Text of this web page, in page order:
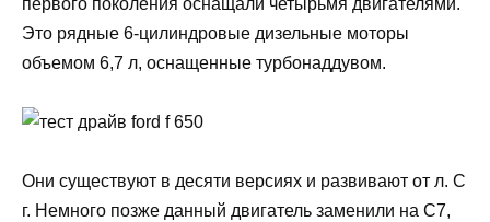
Это рядные 6-цилиндровые дизельные моторы
объемом 6,7 л, оснащенные турбонаддувом.
Они существуют в десяти версиях и развивают от л. С
г. Немного позже данный двигатель заменили на C7,